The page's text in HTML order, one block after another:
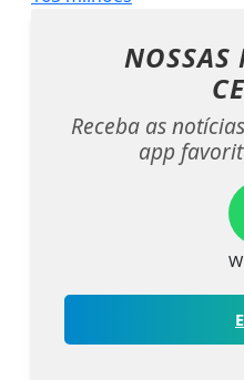
NOSSAS
Receba as
app